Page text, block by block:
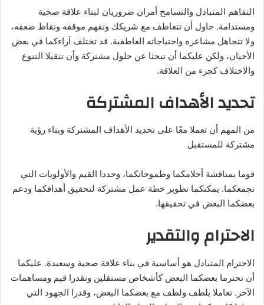
التفاهم المتبادل والتسامح أمران ضروريان لبناء علاقة صحية
ومستدامة. حاول أن تتعاطف مع شريكك وتفهم موقفه ونقاط ضعفه،
ولا تتجاهل مشاعره واحتياجاته العاطفية. قد تختلف آراءكما في بعض
الأحيان، ولكن عليكما أن تبحثا عن حلول مشتركة وأن تتقبلا التنوع
والاختلاف كجزء من العلاقة.
تحديد الأهداف المشتركة
من المهم أن تعملا معًا على تحديد الأهداف المشتركة وبناء رؤية
مشتركة للمستقبل
قوما بمناقشة أحلامكما وطموحاتكما، وحددا القيم والأولويات التي
تجمعكما. يمكنكما تطوير خطة عمل مشتركة لتحقيق أهدافكما ودعم
بعضكما البعض في تحقيقها.
الاحترام والتقدير
الاحترام المتبادل هو أساسية في بناء علاقة صحية وسعيدة. عليكما
أن تحترما بعضكما البعض كأشخاص مستقلين وتقدرا قيم ومساهمات
الآخر. تعاملا بلطف ولطف مع بعضكما البعض، وقدرا الجهود التي